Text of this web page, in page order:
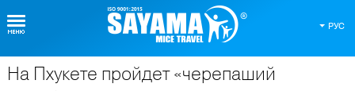
РУС
О Таиланде
На Пхукете пройдет «черепаший